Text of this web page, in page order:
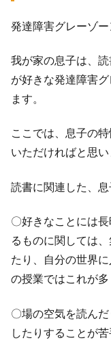
発達障害グレーゾー
我が家の息子は、
が好きな発達障害
ます。
ここでは、息子の
いただければと思い
読書に関連した、息
〇好きなことには
るものに関しては
たり、自分の世界
の授業ではこれが多
〇場の空気を読ん
したりすることが苦